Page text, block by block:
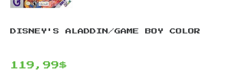
DISNEY'S ALADDIN/GAME BOY COLOR
119,99$